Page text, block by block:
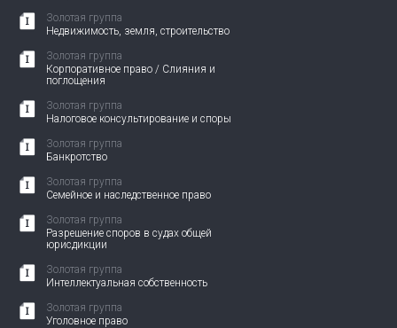
Золотая группа
Недвижимость, земля, строительство
Золотая группа
Корпоративное право / Слияния и
поглощения
Золотая группа
Налоговое консультирование и споры
Золотая группа
Банкротство
Золотая группа
Семейное и наследственное право
Золотая группа
Разрешение споров в судах общей
юрисдикции
Золотая группа
Интеллектуальная собственность
Золотая группа
Уголовное право